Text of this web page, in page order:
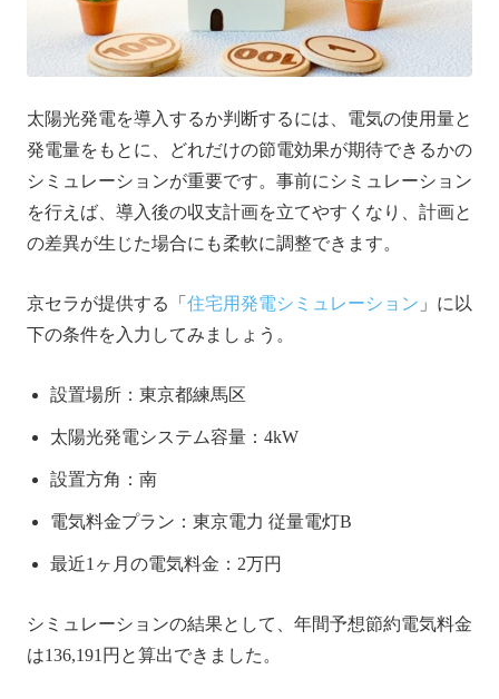
太陽光発電を導入するか判断するには、電気の使用量と
発電量をもとに、どれだけの節電効果が期待できるかの
シミュレーションが重要です。事前にシミュレーション
を行えば、導入後の収支計画を立てやすくなり、計画と
の差異が生じた場合にも柔軟に調整できます。
京セラが提供する「 住宅用発電シミュレーション 」に以
下の条件を入力してみましょう。
設置場所：東京都練馬区
太陽光発電システム容量：4kW
設置方角：南
電気料金プラン：東京電力 従量電灯B
最近1ヶ月の電気料金：2万円
シミュレーションの結果として、年間予想節約電気料金
は136,191円と算出できました。